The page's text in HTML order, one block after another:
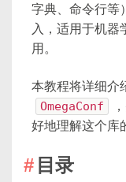
字典、命令行等
入，适用于机器
用。
本教程将详细介
OmegaConf
好地理解这个库
目录